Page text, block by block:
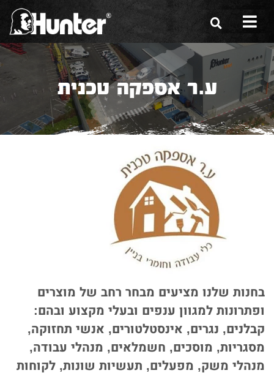
הסיפור שלנו
הכלים שלנו
תערוכות
שירות ואחריות
צור קשר
ע.ר אספקה טכנית
בחנות שלנו מציעים מבחר רחב של מוצרים
ופתרונות למגוון ענפים ובעלי מקצוע ובהם:
קבלנים, נגרים, אינסטלטורים, אנשי תחזוקה,
מסגריות, מוסכים, חשמלאים, מנהלי עבודה,
מנהלי משק, מפעלים, תעשיות שונות, לקוחות